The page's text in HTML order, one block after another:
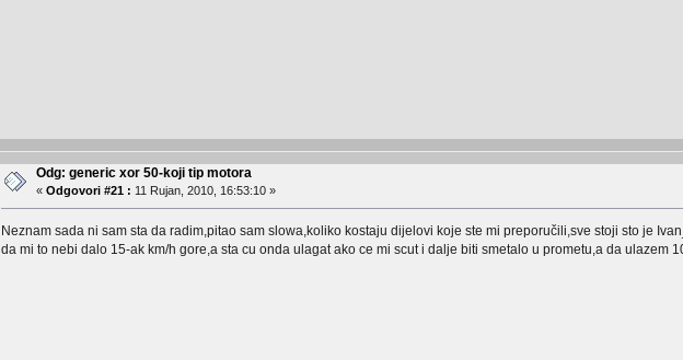
Odg: generic xor 50-koji tip motora
«Odgovori #21 : 11 Rujan, 2010, 16:53:10 »
Neznam sada ni sam sta da radim,pitao sam slowa,koliko kostaju dijelovi koje ste mi preporučili,sve stoji sto je
da mi to nebi dalo 15-ak km/h gore,a sta cu onda ulagat ako ce mi scut i dalje biti smetalo u prometu,a da ulazem